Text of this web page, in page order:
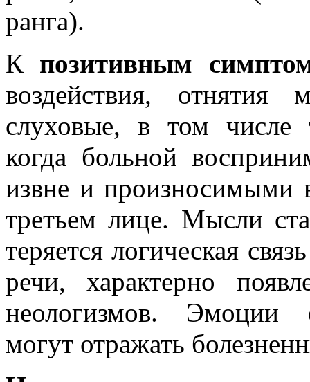
ранга).
К позитивным
воздействия, отнятия
слуховые, в том числе
когда больной
извне и произносимыми
третьем лице. Мысли
теряется логическая
речи, характерно
неологизмов. Эмоции
могут отражать